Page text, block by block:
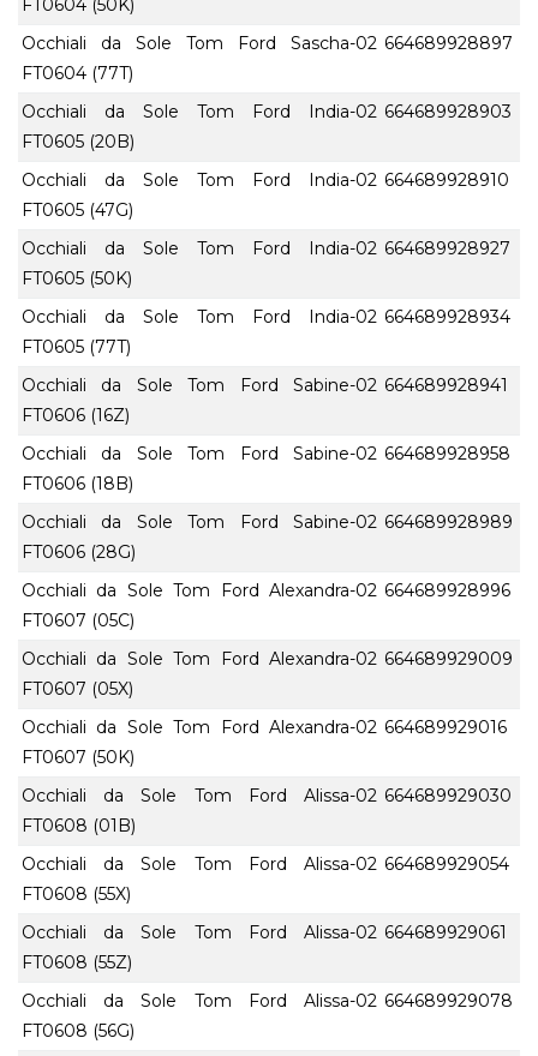
FT0604 (50K)
Occhiali da Sole Tom Ford Sascha-02
FT0604 (77T)
664689928897
Occhiali da Sole Tom Ford India-02
FT0605 (20B)
664689928903
Occhiali da Sole Tom Ford India-02
FT0605 (47G)
664689928910
Occhiali da Sole Tom Ford India-02
FT0605 (50K)
664689928927
Occhiali da Sole Tom Ford India-02
FT0605 (77T)
664689928934
Occhiali da Sole Tom Ford Sabine-02
FT0606 (16Z)
664689928941
Occhiali da Sole Tom Ford Sabine-02
FT0606 (18B)
664689928958
Occhiali da Sole Tom Ford Sabine-02
FT0606 (28G)
664689928989
Occhiali da Sole Tom Ford Alexandra-02
FT0607 (05C)
664689928996
Occhiali da Sole Tom Ford Alexandra-02
FT0607 (05X)
664689929009
Occhiali da Sole Tom Ford Alexandra-02
FT0607 (50K)
664689929016
Occhiali da Sole Tom Ford Alissa-02
FT0608 (01B)
664689929030
Occhiali da Sole Tom Ford Alissa-02
FT0608 (55X)
664689929054
Occhiali da Sole Tom Ford Alissa-02
FT0608 (55Z)
664689929061
Occhiali da Sole Tom Ford Alissa-02
FT0608 (56G)
664689929078